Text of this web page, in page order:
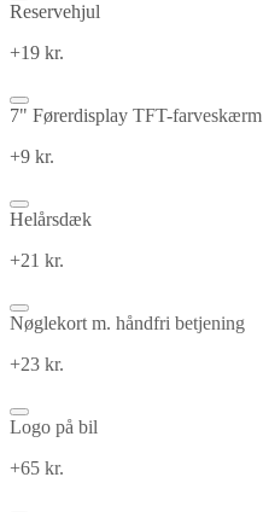
Reservehjul
+19 kr.
7" Førerdisplay TFT-farveskærm
+9 kr.
Helårsdæk
+21 kr.
Nøglekort m. håndfri betjening
+23 kr.
Logo på bil
+65 kr.